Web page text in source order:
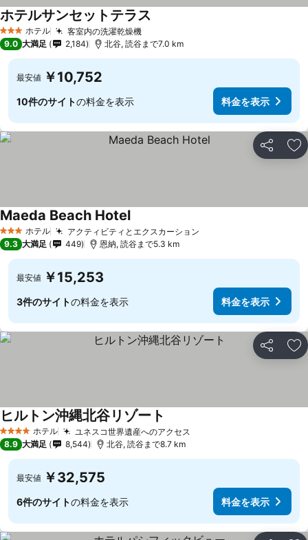
3 ホテルのランク
ホテル 客室内の洗濯乾燥機
ホテルサンセットテラス
9.0 大満足 2,184 北谷, 読谷まで7.0 km
最安値 ￥10,752
10件のサイトの料金を表示 料金を表示
シェア お
3 ホテルのランク
ホテル アクティビティとエクスカーション
Maeda Beach Hotel
9.3 大満足 449 恩納, 読谷まで5.3 km
最安値 ￥15,253
3件のサイトの料金を表示 料金を表示
シェア お
4 ホテルのランク
ホテル ユネスコ世界遺産へのアクセス
ヒルトン沖縄北谷リゾート
8.9 大満足 8,544 北谷, 読谷まで8.7 km
最安値 ￥32,575
6件のサイトの料金を表示 料金を表示